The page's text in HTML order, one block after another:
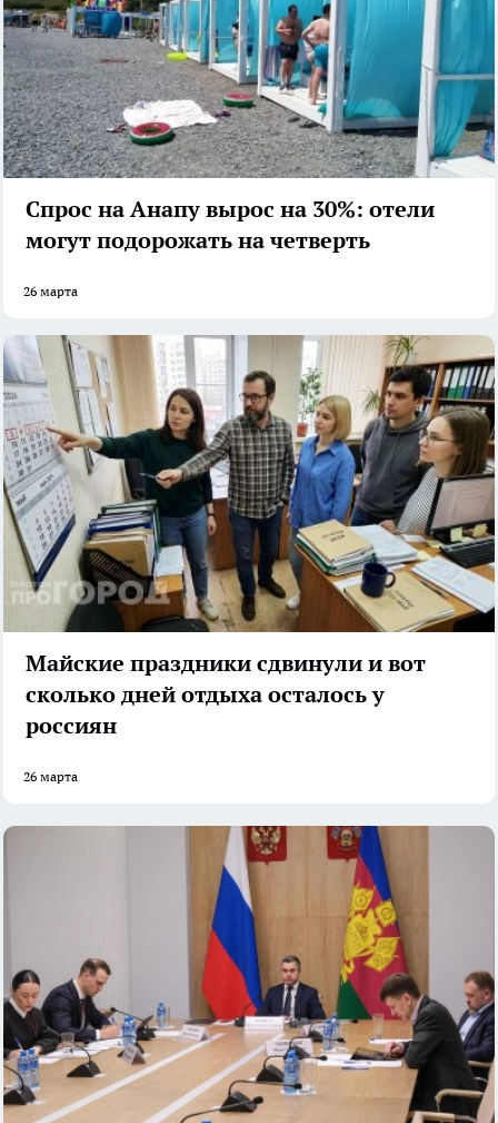
Спрос на Анапу вырос на 30%: отели
могут подорожать на четверть
26 марта
Майские праздники сдвинули и вот
сколько дней отдыха осталось у
россиян
26 марта